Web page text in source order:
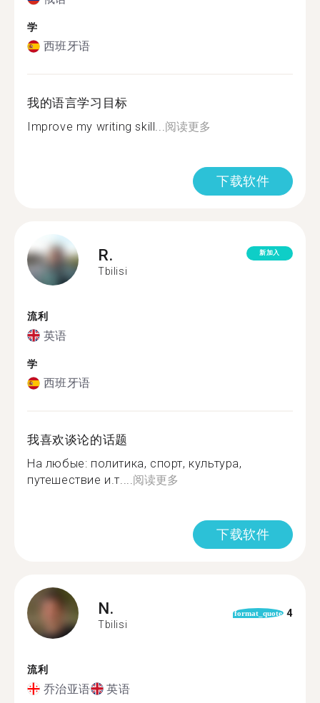
学
西班牙语
我的语言学习目标
Improve my writing skill...阅读更多
下载软件
R.
Tbilisi
新加入
流利
英语
学
西班牙语
我喜欢谈论的话题
На любые: политика, спорт, культура,
путешествие и.т....阅读更多
下载软件
N.
Tbilisi
format_quote 4
流利
乔治亚语 英语